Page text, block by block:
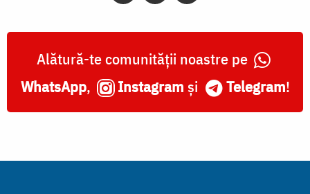
Alătură-te comunității noastre pe
WhatsApp, Instagram și Telegram!